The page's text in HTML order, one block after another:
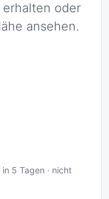
oder
ansehen.
in 5 Tagen · nicht